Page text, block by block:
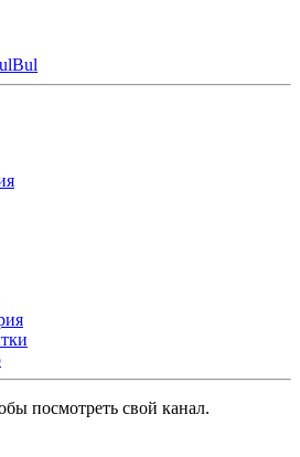
посмотреть свой канал.